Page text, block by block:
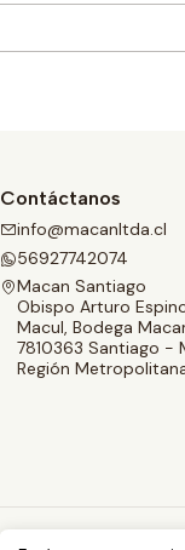
Contáctanos
info@macanltda.cl
56927742074
Macan Santiago
Obispo Arturo
Macul, Bodega
7810363 Santiago -
Región